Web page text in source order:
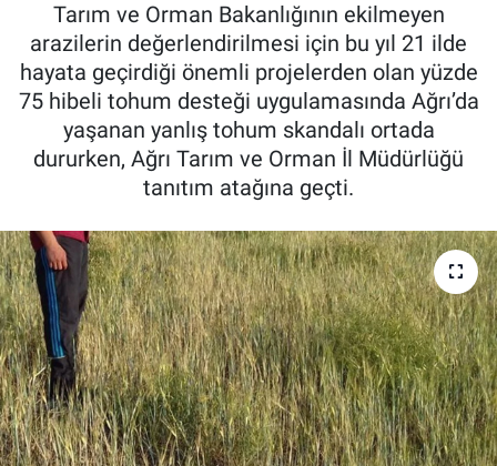
Tarım ve Orman Bakanlığının ekilmeyen
arazilerin değerlendirilmesi için bu yıl 21 ilde
hayata geçirdiği önemli projelerden olan yüzde
75 hibeli tohum desteği uygulamasında Ağrı’da
yaşanan yanlış tohum skandalı ortada
dururken, Ağrı Tarım ve Orman İl Müdürlüğü
tanıtım atağına geçti.
Tarım Kredi Kooperatifleri
Pankobirlik
Et fiyatları
Yetiştirici Soruyor
Dünyada Tarım
Üretici Birlikleri
Şeker ve Şekerli Mamüller